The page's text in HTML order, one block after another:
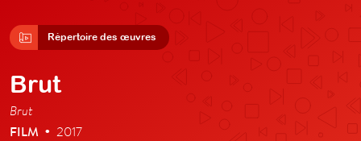
Répertoire des œuvres
Brut
Brut
FILM • 2017